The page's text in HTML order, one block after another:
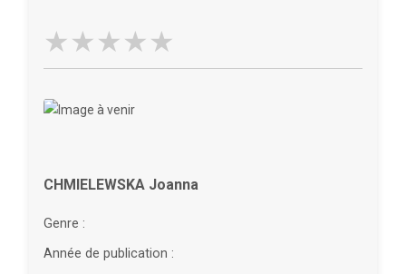
CHMIELEWSKA Joanna
Genre :
Année de publication :